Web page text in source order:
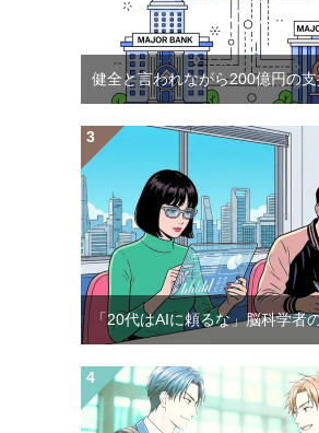
健全と言われながら200億円の
「20代はAIに頼るな」脳科学者